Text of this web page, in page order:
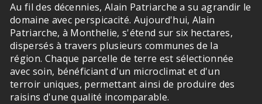
Au fil des décennies, Alain Patriarche a su agrandir le
domaine avec perspicacité. Aujourd'hui, Alain
Patriarche, à Monthelie, s'étend sur six hectares,
dispersés à travers plusieurs communes de la
région. Chaque parcelle de terre est sélectionnée
avec soin, bénéficiant d'un microclimat et d'un
terroir uniques, permettant ainsi de produire des
raisins d'une qualité incomparable.